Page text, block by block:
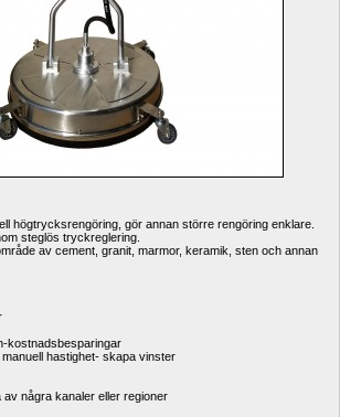
högtrycksrengöring, gör annan större rengöring enklare.
steglös tryckreglering.
av cement, granit, marmor, keramik, sten och annan
kostnadsbesparingar
hastighet- skapa vinster
av några kanaler eller regioner